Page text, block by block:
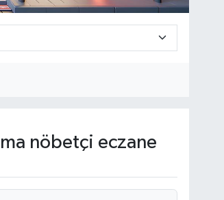
nöbetçi eczane